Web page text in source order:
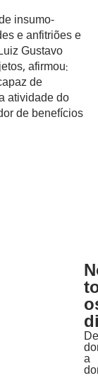
insumo-
e anfitriões e
Gustavo
afirmou:
de
atividade do
de benefícios
De
a